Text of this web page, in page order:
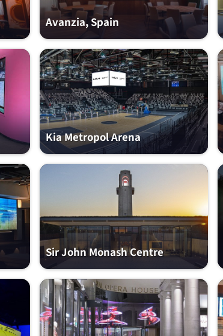
Avanzia, Spain
Kia Metropol Arena
Sir John Monash Centre